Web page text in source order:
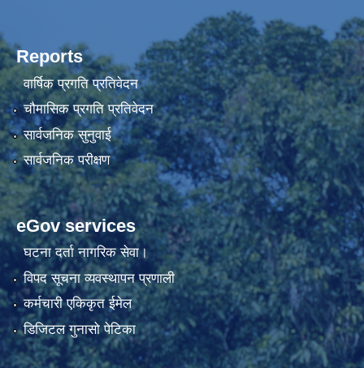
Reports
वार्षिक प्रगति प्रतिवेदन
चौमासिक प्रगति प्रतिवेदन
सार्वजनिक सुनुवाई
सार्वजनिक परीक्षण
eGov services
घटना दर्ता नागरिक सेवा।
विपद सूचना व्यवस्थापन प्रणाली
कर्मचारी एकिकृत ईमेल
डिजिटल गुनासो पेटिका